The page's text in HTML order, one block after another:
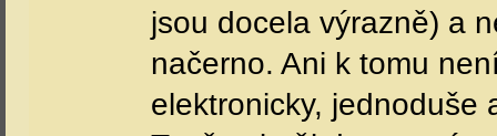
jsou docela výrazně) a
načerno. Ani k tomu
elektronicky, jednoduše